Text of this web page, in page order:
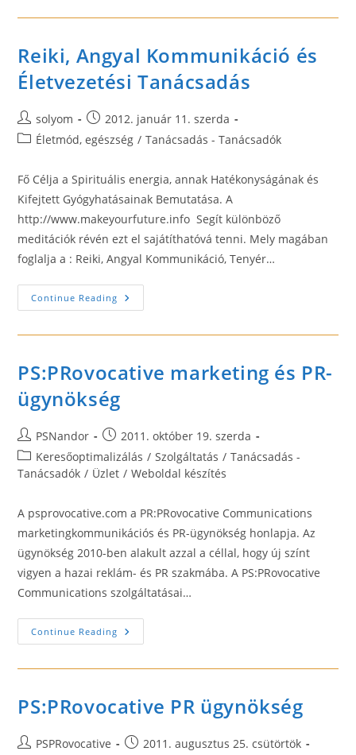
Reiki, Angyal Kommunikáció és
Életvezetési Tanácsadás
Post
author:
solyom
Post
published:
2012. január 11. szerda
PostÉletmód, egészség / Tanácsadás - Tanácsadók
Fő Célja a Spirituális energia, annak Hatékonyságának és
Kifejtett Gyógyhatásainak Bemutatása. A
http://www.makeyourfuture.info Segít különböző
meditációk révén ezt el sajátíthatóvá tenni. Mely magában
foglalja a : Reiki, Angyal Kommunikáció, Tenyér…
Continue Reading Reiki,
Angyal
És
PS:PRovocative marketing és PR-
ügynökség
Post
author:
PSNandor
Post
published:
2011. október 19. szerda
Post
category:
Keresőoptimalizálás / Szolgáltatás / Tanácsadás -
Tanácsadók / Üzlet / Weboldal készítés
A psprovocative.com a PR:PRovocative Communications
marketingkommunikációs és PR-ügynökség honlapja. Az
ügynökség 2010-ben alakult azzal a céllal, hogy új színt
vigyen a hazai reklám- és PR szakmába. A PS:PRovocative
Communications szolgáltatásai…
Continue Reading PS:PRovocative
Marketing
PR-
PS:PRovocative PR ügynökség
PostPSPRovocative
Post2011. augusztus 25. csütörtök